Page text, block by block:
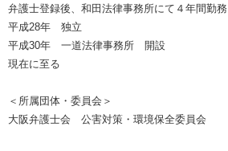
弁護士登録後、和田法律事務所にて４年間勤務
平成28年 独立
平成30年 一道法律事務所 開設
現在に至る
＜所属団体・委員会＞
大阪弁護士会 公害対策・環境保全委員会